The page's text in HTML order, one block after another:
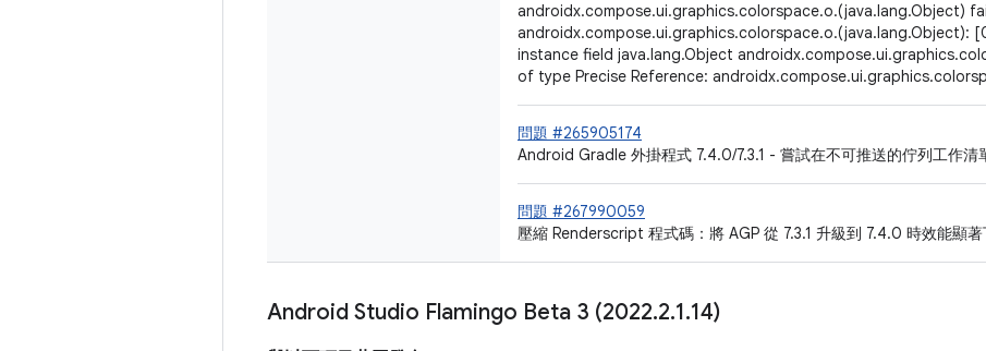
androidx.compose.ui.graphics.colorspace.o.(java.lang.Object)
androidx.compose.ui.graphics.colorspace.o.(java.lang.Object):
instance field java.lang.Object
of type Precise Reference:
問題 #265905174
Android Gradle 外掛程式 7.4.0/7.3.1 - 嘗試在不可推送的佇列工作清
問題 #267990059
壓縮 Renderscript 程式碼：將 AGP 從 7.3.1 升級到 7.4.0 時效能顯
Android Studio Flamingo Beta 3 (2022.2.1.14)